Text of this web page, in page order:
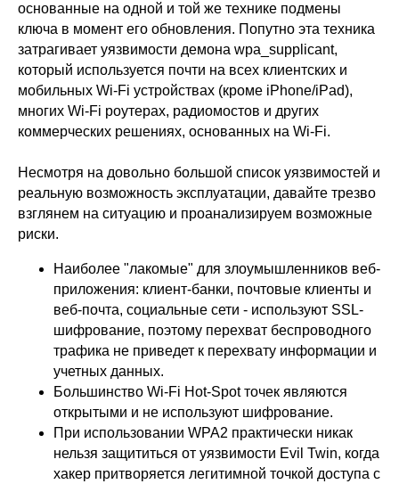
основанные на одной и той же технике подмены
ключа в момент его обновления. Попутно эта техника
затрагивает уязвимости демона wpa_supplicant,
который используется почти на всех клиентских и
мобильных Wi-Fi устройствах (кроме iPhone/iPad),
многих Wi-Fi роутерах, радиомостов и других
коммерческих решениях, основанных на Wi-Fi.
Несмотря на довольно большой список уязвимостей и
реальную возможность эксплуатации, давайте трезво
взглянем на ситуацию и проанализируем возможные
риски.
Наиболее "лакомые" для злоумышленников веб-
приложения: клиент-банки, почтовые клиенты и
веб-почта, социальные сети - используют SSL-
шифрование, поэтому перехват беспроводного
трафика не приведет к перехвату информации и
учетных данных.
Большинство Wi-Fi Hot-Spot точек являются
открытыми и не используют шифрование.
При использовании WPA2 практически никак
нельзя защититься от уязвимости Evil Twin, когда
хакер притворяется легитимной точкой доступа с